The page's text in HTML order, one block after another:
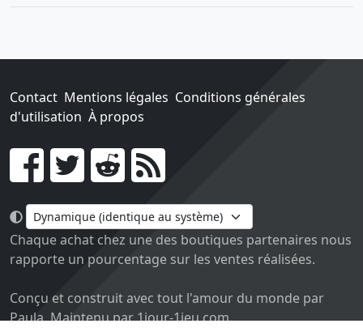
Contact Mentions légales Conditions générales
d'utilisation À propos
Go !
Chaque achat chez une des boutiques partenaires nous
rapporte un pourcentage sur les ventes réalisées.
Conçu et construit avec tout l'amour du monde par
Paula. Maintenu par 1jour-1jeu.com.